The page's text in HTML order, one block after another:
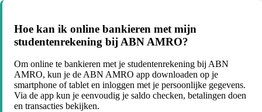
Hoe kan ik online bankieren met mijn
studentenrekening bij ABN AMRO?
Om online te bankieren met je studentenrekening bij ABN
AMRO, kun je de ABN AMRO app downloaden op je
smartphone of tablet en inloggen met je persoonlijke gegevens.
Via de app kun je eenvoudig je saldo checken, betalingen doen
en transacties bekijken.